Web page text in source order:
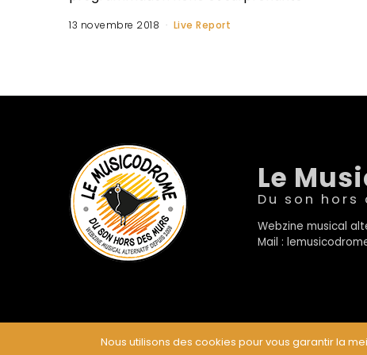
13 novembre 2018 Live Report
Le
Du son hors
Webzine musical
Mail :
Nous utilisons des cookies pour vous garantir la